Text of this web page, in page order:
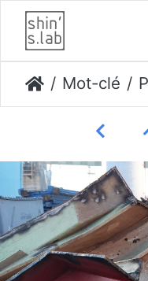
Mot-clé